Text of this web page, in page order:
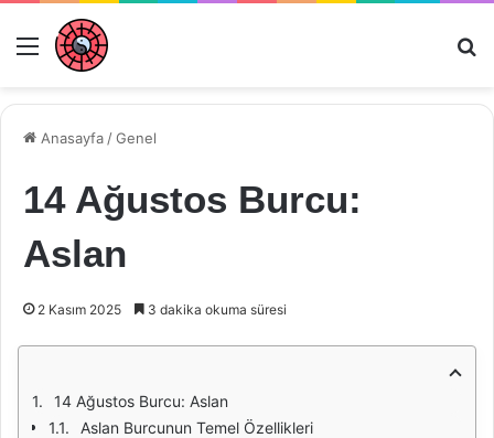
Menü
Anasayfa /Genel
14 Ağustos Burcu:
Aslan
2 Kasım 2025 3 dakika okuma süresi
14 Ağustos Burcu: Aslan
Aslan Burcunun Temel Özellikleri